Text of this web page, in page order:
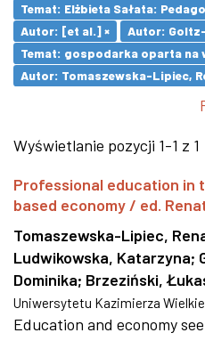
Temat: Elżbieta Sałata:
Autor: [et al.] ×
Autor:
Temat: gospodarka oparta na
Autor: Tomaszewska-Lipiec,
Wyświetlanie pozycji 1-1 z 1
Professional education in
based economy / ed.
Tomaszewska-Lipiec,
Ludwikowska, Katarzyna;
Dominika; Brzeziński,
Uniwersytetu Kazimierza
Education and economy